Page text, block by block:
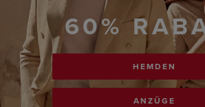
60%
HEMDEN
ANZÜGE